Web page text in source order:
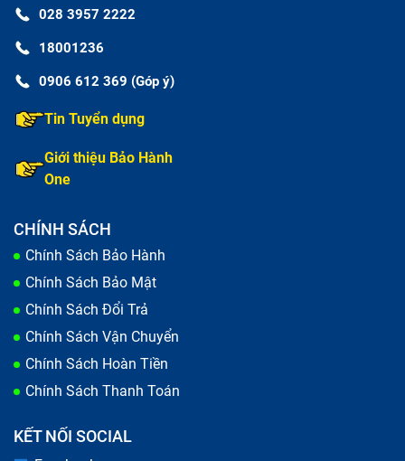
028 3957 2222
18001236
0906 612 369 (Góp ý)
Tin Tuyển dụng
Giới thiệu Bảo Hành
One
CHÍNH SÁCH
Chính Sách Bảo Hành
Chính Sách Bảo Mật
Chính Sách Đổi Trả
Chính Sách Vận Chuyển
Chính Sách Hoàn Tiền
Chính Sách Thanh Toán
KẾT NỐI SOCIAL